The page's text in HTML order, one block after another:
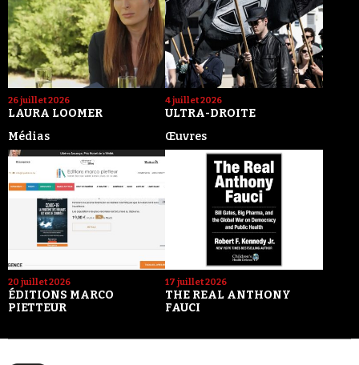
26 juillet 2026
LAURA LOOMER
4 juillet 2026
ULTRA-DROITE
Médias
20 juillet 2026
ÉDITIONS MARCO
PIETTEUR
Œuvres
17 juillet 2026
THE REAL ANTHONY
FAUCI